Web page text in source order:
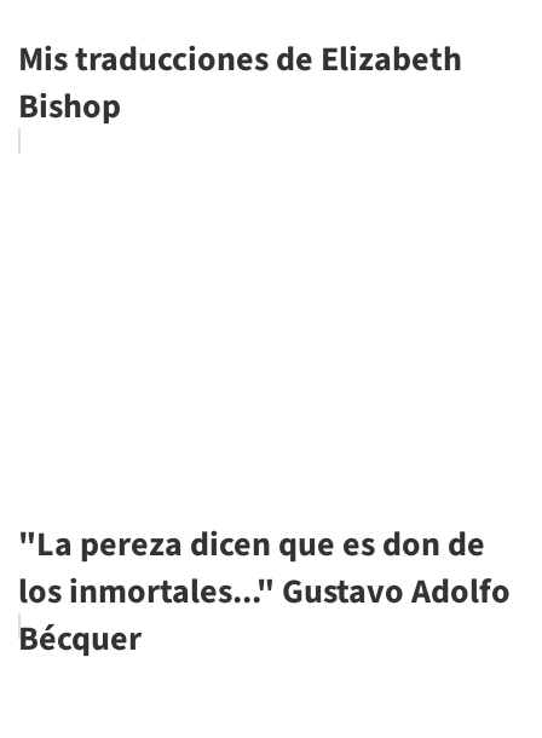
Mis traducciones de Elizabeth
Bishop
"La pereza dicen que es don de
los inmortales..." Gustavo Adolfo
Bécquer